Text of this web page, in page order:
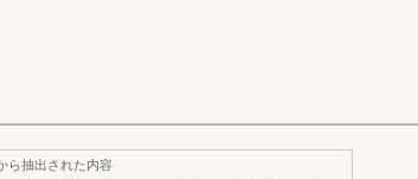
ら抽出された内容